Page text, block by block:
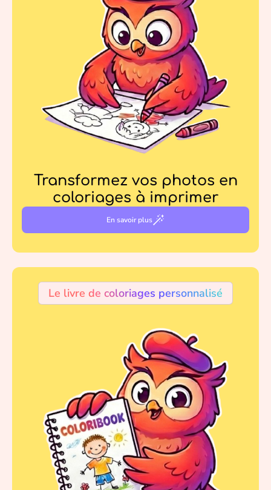
Transformez vos photos en
coloriages à imprimer
En savoir plus
Le livre de coloriages personnalisé